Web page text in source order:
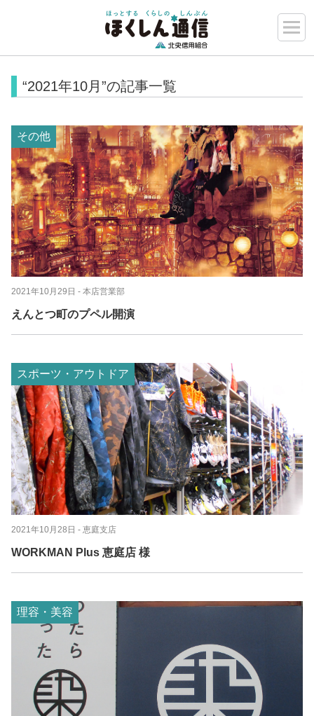
“2021年10月”の記事一覧
その他
2021年10月29日 - 本店営業部
えんとつ町のプペル開演
スポーツ・アウトドア
2021年10月28日 - 恵庭支店
WORKMAN Plus 恵庭店 様
理容・美容